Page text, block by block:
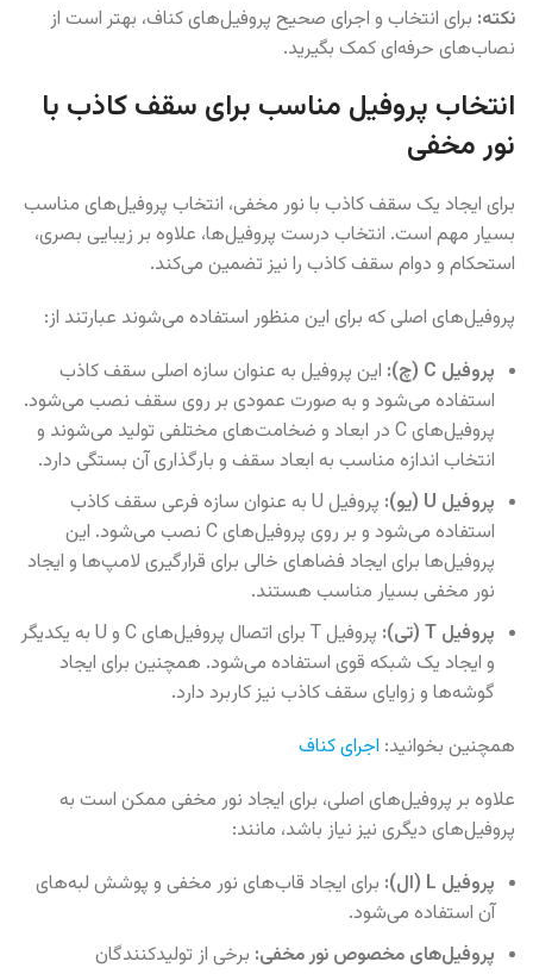
نکته: برای انتخاب و اجرای صحیح پروفیل‌های کناف، بهتر است از
نصاب‌های حرفه‌ای کمک بگیرید.
انتخاب پروفیل مناسب برای سقف کاذب با
نور مخفی
برای ایجاد یک سقف کاذب با نور مخفی، انتخاب پروفیل‌های مناسب
بسیار مهم است. انتخاب درست پروفیل‌ها، علاوه بر زیبایی بصری،
استحکام و دوام سقف کاذب را نیز تضمین می‌کند.
پروفیل‌های اصلی که برای این منظور استفاده می‌شوند عبارتند از:
پروفیل C (چ):
این پروفیل به عنوان سازه اصلی سقف کاذب
استفاده می‌شود و به صورت عمودی بر روی سقف نصب می‌شود.
پروفیل‌های C در ابعاد و ضخامت‌های مختلفی تولید می‌شوند و
انتخاب اندازه مناسب به ابعاد سقف و بارگذاری آن بستگی دارد.
پروفیل U (یو):
پروفیل U به عنوان سازه فرعی سقف کاذب
استفاده می‌شود و بر روی پروفیل‌های C نصب می‌شود. این
پروفیل‌ها برای ایجاد فضاهای خالی برای قرارگیری لامپ‌ها و ایجاد
نور مخفی بسیار مناسب هستند.
پروفیل T (تی):
پروفیل T برای اتصال پروفیل‌های C و U به یکدیگر
و ایجاد یک شبکه قوی استفاده می‌شود. همچنین برای ایجاد
گوشه‌ها و زوایای سقف کاذب نیز کاربرد دارد.
همچنین بخوانید: اجرای کناف
علاوه بر پروفیل‌های اصلی، برای ایجاد نور مخفی ممکن است به
پروفیل‌های دیگری نیز نیاز باشد، مانند:
پروفیل L (ال):
برای ایجاد قاب‌های نور مخفی و پوشش لبه‌های
آن استفاده می‌شود.
پروفیل‌های مخصوص نور مخفی: برخی از تولیدکنندگان